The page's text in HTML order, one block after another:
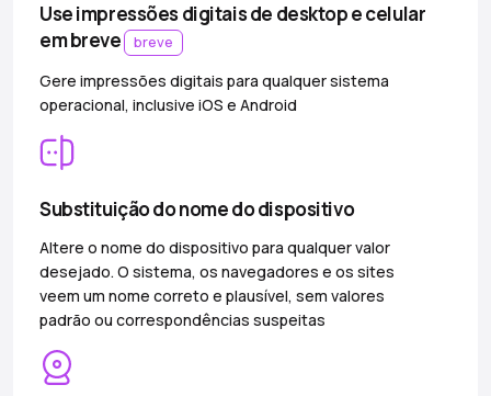
Use impressões digitais de desktop e celular
em breve breve
Gere impressões digitais para qualquer sistema
operacional, inclusive iOS e Android
Substituição do nome do dispositivo
Altere o nome do dispositivo para qualquer valor
desejado. O sistema, os navegadores e os sites
veem um nome correto e plausível, sem valores
padrão ou correspondências suspeitas